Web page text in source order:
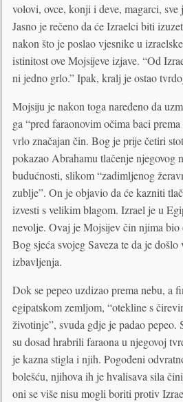
volovi, ovce, konji i deve, magarci, sve
Jasno je rečeno da će Izraelci biti
nakon što je poslao vjesnike u
istinitost ove Mojsijeve izjave. “Od
ni jedno grlo.” Ipak, kralj je ostao
Mojsiju je nakon toga naređeno da
ga “pred faraonovim očima baci
vrlo značajan čin. Bog je prije četiri
pokazao Abrahamu tlačenje njegovog
budućnosti, slikom “zadimljenog
zublje”. On je objavio da će kazniti
izvesti s velikim blagom. Izrael je u
nevolje. Ovaj je Mojsijev čin njima bio
Bog sjeća svojeg Saveza te da je
izbavljenja.
Dok se pepeo uzdizao prema nebu, a
egipatskom zemljom, “otekline s
životinje”, svuda gdje je padao pepeo.
su dosad hrabrili faraona u njegovoj
je kazna stigla i njih. Pogođeni
bolešću, njihova ih je hvalisava sila
oni se više nisu mogli boriti protiv